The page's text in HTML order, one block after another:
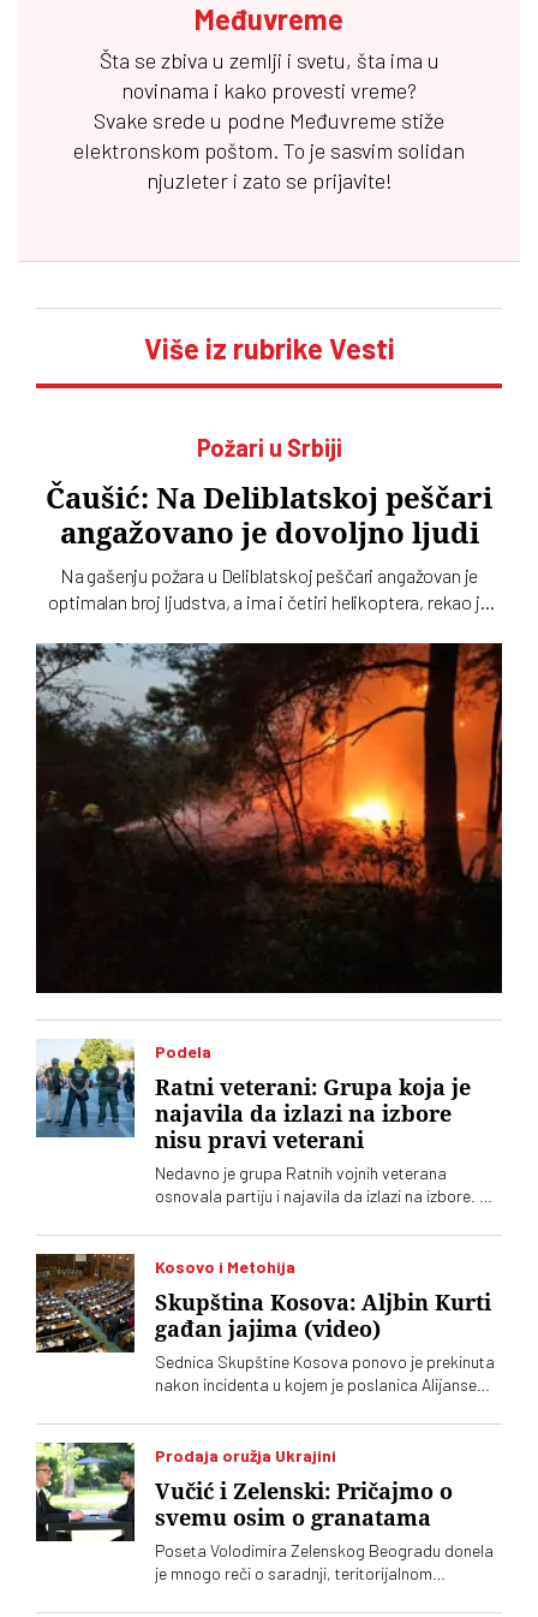
Međuvreme
Šta se zbiva u zemlji i svetu, šta ima u
novinama i kako provesti vreme?
Svake srede u podne Međuvreme stiže
elektronskom poštom. To je sasvim solidan
njuzleter i zato se prijavite!
Više iz rubrike Vesti
Požari u Srbiji
Čaušić: Na Deliblatskoj peščari
angažovano je dovoljno ljudi
Na gašenju požara u Deliblatskoj peščari angažovan je
optimalan broj ljudstva, a ima i četiri helikoptera, rekao je
poslova. Požarom je zahvaćeno oko hiljadu i po i više
hektara šume i niskog rastinja
Podela
Ratni veterani: Grupa koja je
najavila da izlazi na izbore
nisu pravi veterani
Nedavno je grupa Ratnih vojnih veterana
osnovala partiju i najavila da izlazi na izbore. Oni
se od njih
Kosovo i Metohija
Skupština Kosova: Aljbin Kurti
gađan jajima (video)
Sednica Skupštine Kosova ponovo je prekinuta
nakon incidenta u kojem je poslanica Alijanse
premijera Aljbina Kurtija
Prodaja oružja Ukrajini
Vučić i Zelenski: Pričajmo o
svemu osim o granatama
Poseta Volodimira Zelenskog Beogradu donela
je mnogo reči o saradnji, teritorijalnom